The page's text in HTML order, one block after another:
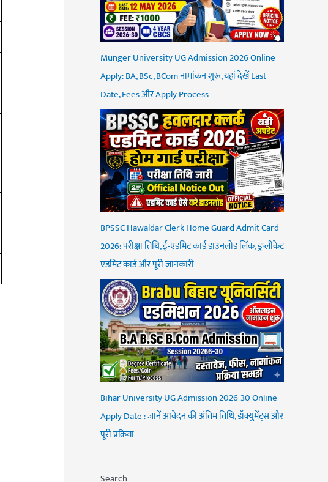
Munger University UG Admission 2026 Online
Apply: BA, BSc, BCom नामांकन शुरू, यहां देखें Last
Date, Fees और Apply Process
BPSSC Hawaldar Clerk Home Guard Admit Card
2026: परीक्षा तिथि, ई-एडमिट कार्ड डाउनलोड लिंक, डुप्लीकेट
एडमिट कार्ड और पूरी जानकारी
Bihar University UG Admission 2026-30 Online
Apply Date : जानें आवेदन की अंतिम तिथि, डॉक्युमेंट्स और
पूरी प्रक्रिया
Search